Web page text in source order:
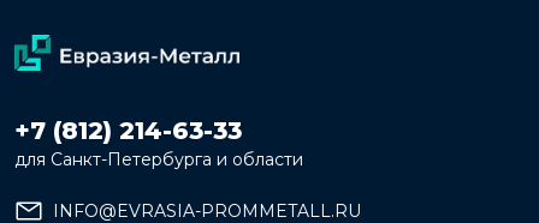
+7 (812) 214-63-33
для Санкт-Петербурга и области
INFO@EVRASIA-PROMMETALL.RU